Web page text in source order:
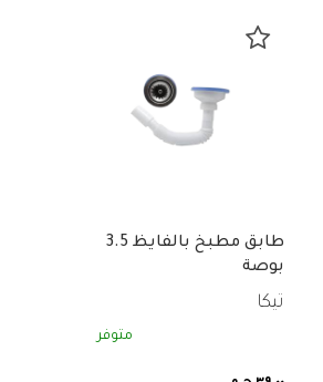
طابق مطبخ بالفايظ 3.5
بوصة
تيكا
متوفر